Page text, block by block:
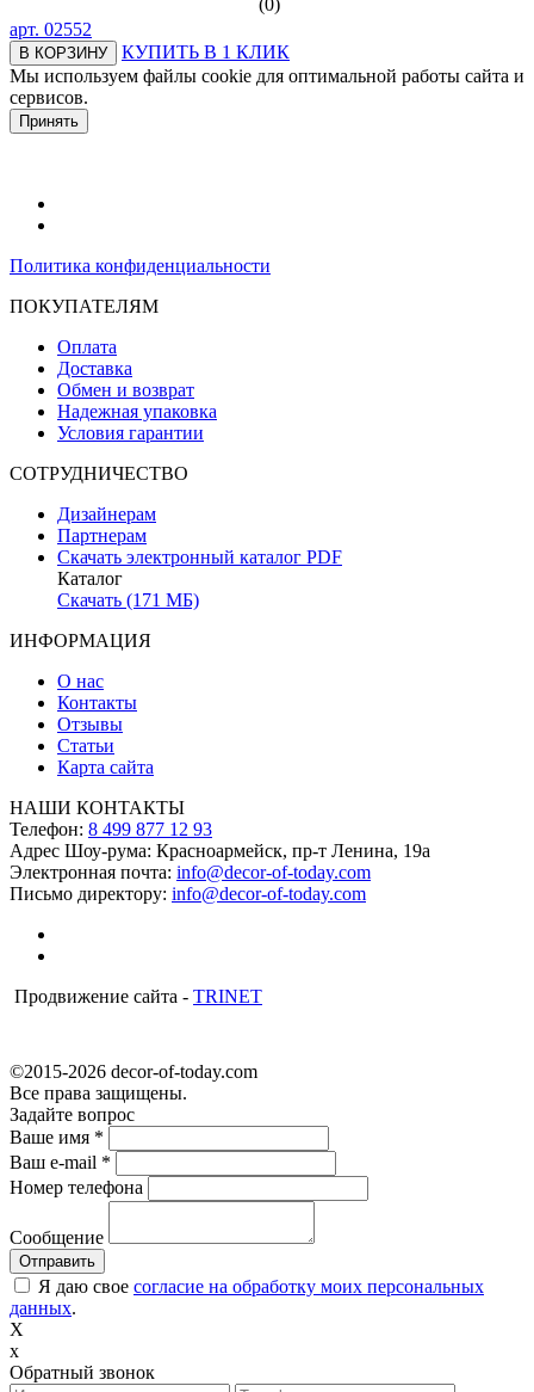
арт. 02552
В КОРЗИНУ
КУПИТЬ В 1 КЛИК
Мы используем файлы cookie для оптимальной работы сайта и
сервисов.
Принять
Политика конфиденциальности
ПОКУПАТЕЛЯМ
Оплата
Доставка
Обмен и возврат
Надежная упаковка
Условия гарантии
СОТРУДНИЧЕСТВО
Дизайнерам
Партнерам
Скачать электронный каталог PDF
Каталог
Скачать (171 МБ)
ИНФОРМАЦИЯ
О нас
Контакты
Отзывы
Статьи
Карта сайта
НАШИ КОНТАКТЫ
Телефон: 8 499 877 12 93
Адрес Шоу-рума: Красноармейск, пр-т Ленина, 19а
Электронная почта: info@decor-of-today.com
Письмо директору: info@decor-of-today.com
Продвижение сайта - TRINET
©2015-2026 decor-of-today.com
Все права защищены.
Задайте вопрос
Ваше имя *
Ваш e-mail *
Номер телефона
Сообщение
Я даю свое согласие на обработку моих персональных
данных.
X
x
Обратный звонок